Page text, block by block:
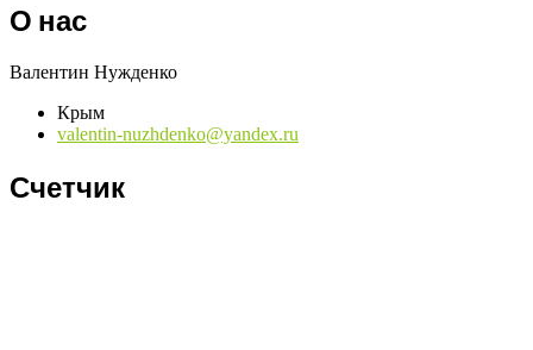
О нас
Валентин Нужденко
Крым
valentin-nuzhdenko@yandex.ru
Счетчик